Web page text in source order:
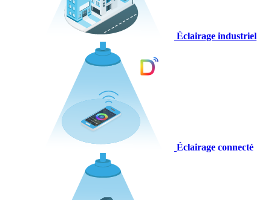
Éclairage industriel
Éclairage connecté